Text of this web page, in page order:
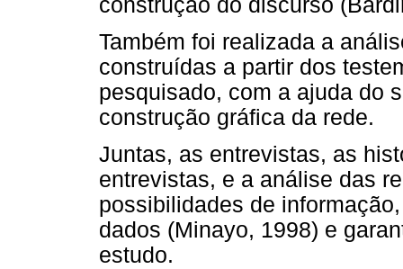
Também foi realizada a
construídas a partir dos
pesquisado, com a ajuda do
construção gráfica da rede.
Juntas, as entrevistas, as
entrevistas, e a análise das
possibilidades de
dados (Minayo, 1998) e
estudo.